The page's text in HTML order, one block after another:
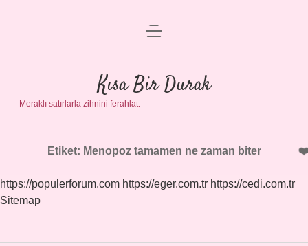
Anasayfa
Gizlilik Politikası
Yasal Uyarı
menüyü
Kısa Bir Durak
Meraklı satırlarla zihnini ferahlat.
Etiket: Menopoz tamamen ne zaman biter
https://populerforum.com https://eger.com.tr https://cedi.com.tr
Sitemap